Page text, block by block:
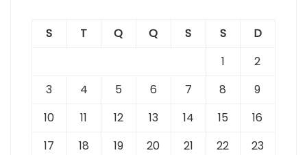
S T Q Q S S
D
1
2
3
4 5 6 7 8
9
10
11 12 13 14 15
16
17
18 19 20 21 22
23